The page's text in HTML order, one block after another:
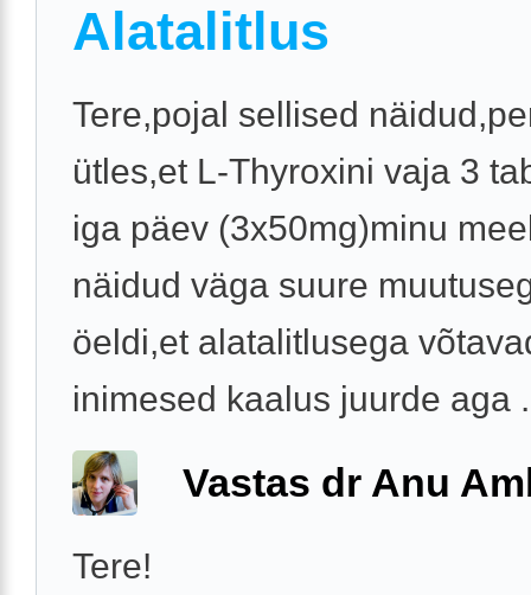
Alatalitlus
Tere,pojal sellised
ütles,et L-Thyroxini vaja 3
iga päev (3x50mg)minu
näidud väga suure
öeldi,et alatalitlusega
inimesed kaalus juurde aga
Vastas dr Anu
Tere!